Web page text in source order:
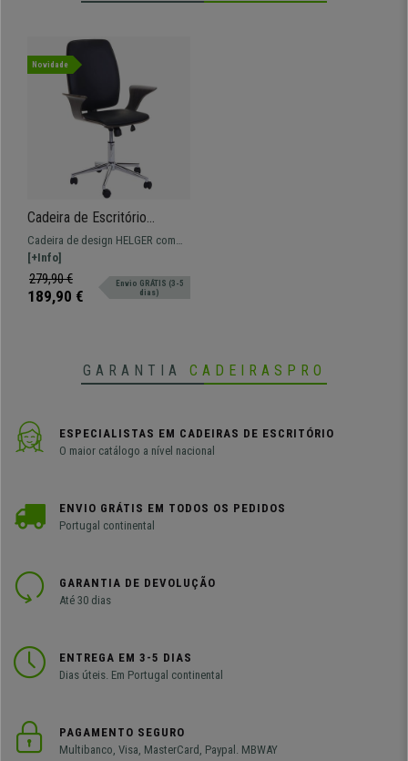
Novidade
Cadeira de Escritório
HELGER, Design Elegante,
Madeira Cinzenta, Em Pele,
Preto
Cadeira de design HELGER com
revestimento de madeira e forrada
em pele de máxima qualidade.
[+Info]
279,90 €
189,90 €
Envio GRÁTIS (3-5
dias)
GARANTIA CADEIRASPRO
ESPECIALISTAS EM CADEIRAS DE ESCRITÓRIO
O maior catálogo a nível nacional
ENVIO GRÁTIS EM TODOS OS PEDIDOS
Portugal continental
GARANTIA DE DEVOLUÇÃO
Até 30 dias
ENTREGA EM 3-5 DIAS
Dias úteis. Em Portugal continental
PAGAMENTO SEGURO
Multibanco, Visa, MasterCard, Paypal. MBWAY